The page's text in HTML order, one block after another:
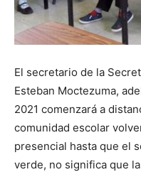
El secretario de la
Esteban Moctezuma,
2021 comenzará a
comunidad escolar
presencial hasta que el
verde, no significa que